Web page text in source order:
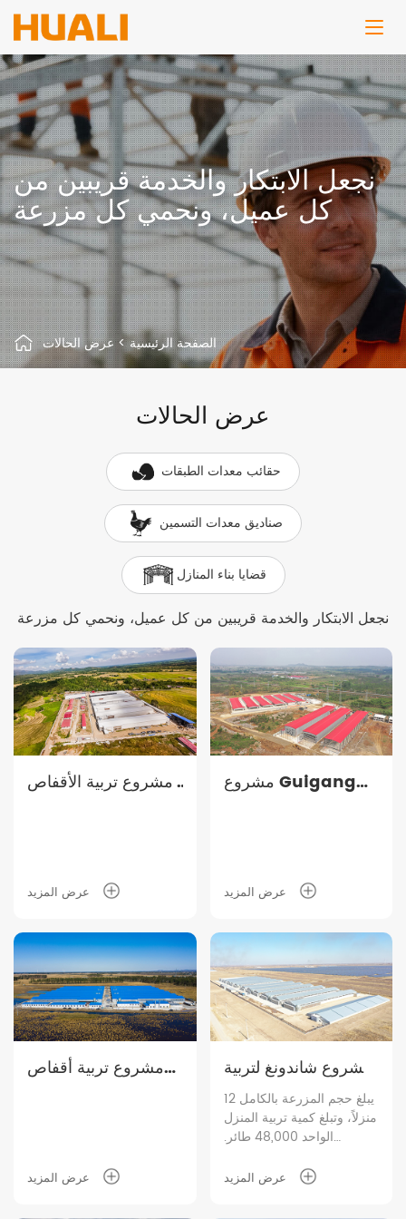
نجعل الابتكار والخدمة قريبين من
كل عميل، ونحمي كل مزرعة
الصفحة الرئيسية>عرض الحالات
عرض الحالات
حقائب معدات الطبقات
صناديق معدات التسمين
قضايا بناء المنازل
نجعل الابتكار والخدمة قريبين من كل عميل، ونحمي كل مزرعة
مشروع تربية الأقفاص
مشروع Guigang
مشروع تربية أقفاص
مشروع شاندونغ لتربية
أقفاص اللاحم
يبلغ حجم المزرعة بالكامل 12
منزلاً، وتبلغ كمية تربية المنزل
الواحد 48,000 طائر.
التحكم الذكي في الرفع،
التشغيل اليومي لدرجة